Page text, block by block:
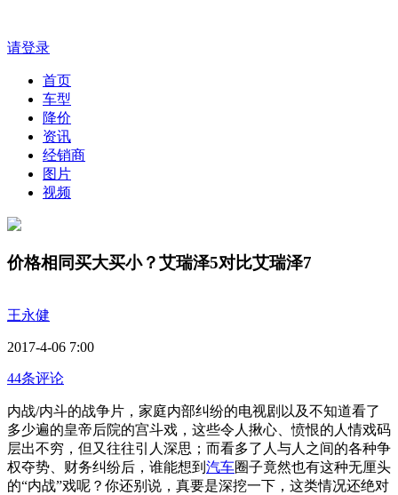
请登录
首页
车型
降价
资讯
经销商
图片
视频
价格相同买大买小？艾瑞泽5对比艾瑞泽7
王永健
2017-4-06 7:00
44条评论
内战/内斗的战争片，家庭内部纠纷的电视剧以及不知道看了
多少遍的皇帝后院的宫斗戏，这些令人揪心、愤恨的人情戏码
层出不穷，但又往往引人深思；而看多了人与人之间的各种争
权夺势、财务纠纷后，谁能想到 汽车圈子竟然也有这种无厘头
的“内战”戏呢？你还别说，真要是深挖一下，这类情况还绝对